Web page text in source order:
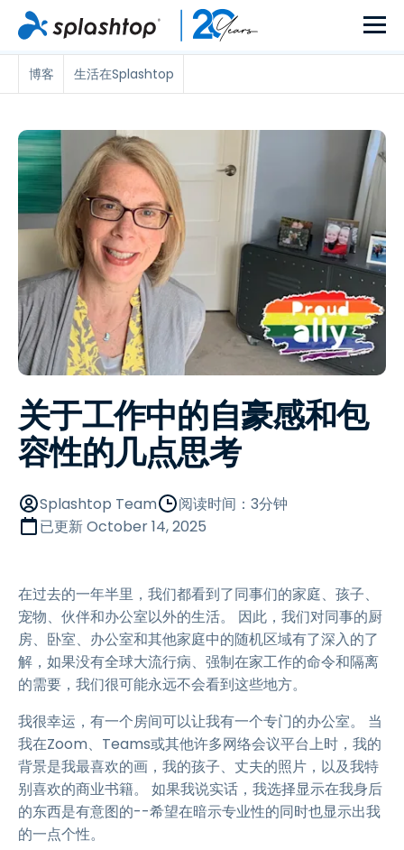
博客 生活在Splashtop
关于工作中的自豪感和包
容性的几点思考
Splashtop Team
阅读时间：3分钟
已更新October 14, 2025
在过去的一年半里，我们都看到了同事们的家庭、孩子、
宠物、伙伴和办公室以外的生活。 因此，我们对同事的厨
房、卧室、办公室和其他家庭中的随机区域有了深入的了
解，如果没有全球大流行病、强制在家工作的命令和隔离
的需要，我们很可能永远不会看到这些地方。
我很幸运，有一个房间可以让我有一个专门的办公室。 当
我在Zoom、Teams或其他许多网络会议平台上时，我的
背景是我最喜欢的画，我的孩子、丈夫的照片，以及我特
别喜欢的商业书籍。 如果我说实话，我选择显示在我身后
的东西是有意图的--希望在暗示专业性的同时也显示出我
的一点个性。